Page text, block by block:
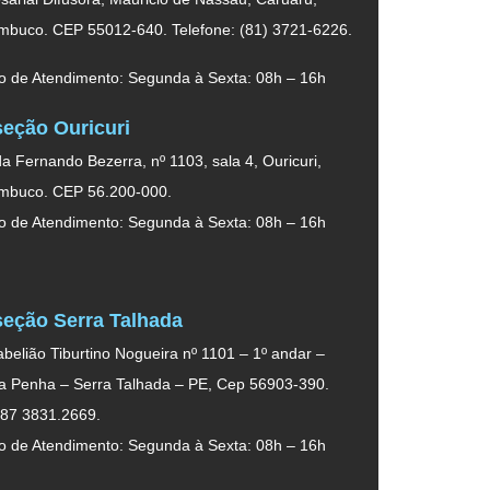
CEP 55012-640. Telefone: (81) 3721-6226.
de Atendimento: Segunda à Sexta: 08h – 16h
Ouricuri
Fernando Bezerra, nº 1103, sala 4, Ouricuri,
CEP 56.200-000.
de Atendimento: Segunda à Sexta: 08h – 16h
Serra Talhada
Tiburtino Nogueira nº 1101 – 1º andar –
Penha – Serra Talhada – PE, Cep 56903-390.
3831.2669.
de Atendimento: Segunda à Sexta: 08h – 16h